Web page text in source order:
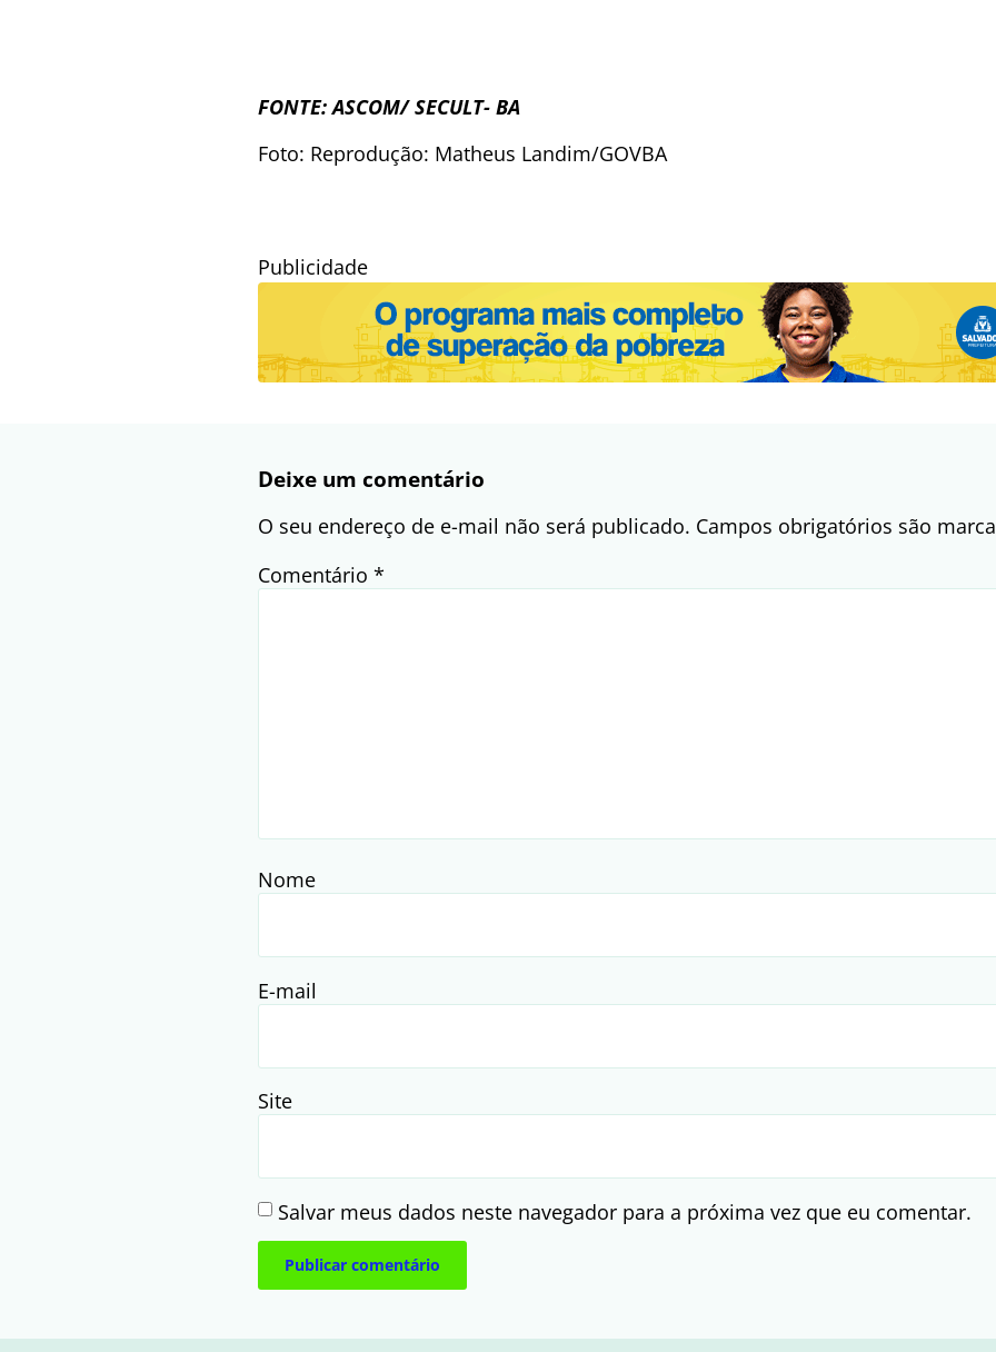
FONTE: ASCOM/ SECULT- BA
Foto: Reprodução: Matheus Landim/GOVBA
Publicidade
Deixe um comentário
O seu endereço de e-mail não será publicado. Campos obrigatórios são
Comentário *
Nome
E-mail
Site
Salvar meus dados neste navegador para a próxima vez que eu comentar.